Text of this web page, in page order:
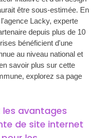
être sous-estimée. En
Lacky, experte
depuis plus de 10
bénéficient d'une
au niveau national et
savoir plus sur cette
explorez sa page
les avantages
de site internet